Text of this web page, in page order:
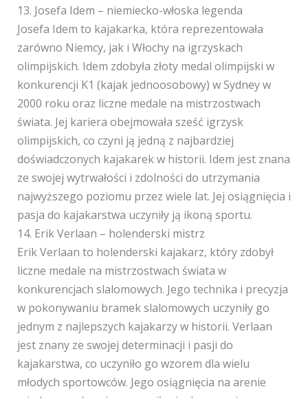
13. Josefa Idem – niemiecko-włoska legenda
Josefa Idem to kajakarka, która reprezentowała
zarówno Niemcy, jak i Włochy na igrzyskach
olimpijskich. Idem zdobyła złoty medal olimpijski w
konkurencji K1 (kajak jednoosobowy) w Sydney w
2000 roku oraz liczne medale na mistrzostwach
świata. Jej kariera obejmowała sześć igrzysk
olimpijskich, co czyni ją jedną z najbardziej
doświadczonych kajakarek w historii. Idem jest znana
ze swojej wytrwałości i zdolności do utrzymania
najwyższego poziomu przez wiele lat. Jej osiągnięcia i
pasja do kajakarstwa uczyniły ją ikoną sportu.
14. Erik Verlaan – holenderski mistrz
Erik Verlaan to holenderski kajakarz, który zdobył
liczne medale na mistrzostwach świata w
konkurencjach slalomowych. Jego technika i precyzja
w pokonywaniu bramek slalomowych uczyniły go
jednym z najlepszych kajakarzy w historii. Verlaan
jest znany ze swojej determinacji i pasji do
kajakarstwa, co uczyniło go wzorem dla wielu
młodych sportowców. Jego osiągnięcia na arenie